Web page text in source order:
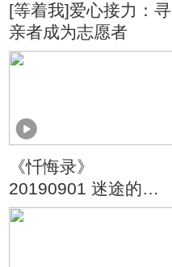
[等着我]爱心接力：寻
亲者成为志愿者
《忏悔录》
20190901 迷途的少
年